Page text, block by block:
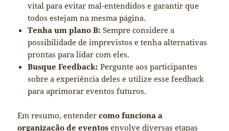
vital para evitar mal-entendidos e garantir que
todos estejam na mesma página.
Tenha um plano B: Sempre considere a
possibilidade de imprevistos e tenha alternativas
prontas para lidar com eles.
Busque Feedback: Pergunte aos participantes
sobre a experiência deles e utilize esse feedback
para aprimorar eventos futuros.
Em resumo, entendercomo funciona a
organização de eventos envolve diversas etapas